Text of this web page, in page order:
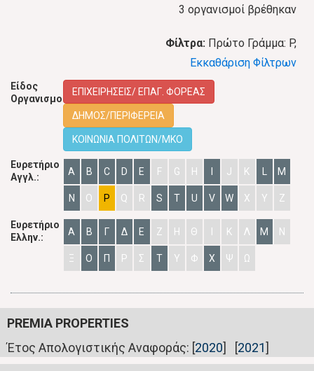
3 οργανισμοί βρέθηκαν
Φίλτρα: Πρώτο Γράμμα: P,
Εκκαθάριση Φίλτρων
Είδος
Οργανισμού:
ΕΠΙΧΕΙΡΗΣΕΙΣ/ ΕΠΑΓ. ΦΟΡΕΑΣ
ΔΗΜΟΣ/ΠΕΡΙΦΕΡΕΙΑ
ΚΟΙΝΩΝΙΑ ΠΟΛΙΤΩΝ/ΜΚΟ
Ευρετήριο
Αγγλ.:
A B C D E F G H J K L M
N O P Q R S T U V W X Y Z
Ευρετήριο
Ελλην.:
Α Β Γ Δ Ε Ζ Η Θ Κ Λ Μ Ν
Ξ Ο Π Ρ Σ Τ Υ Φ Χ Ψ Ω
PREMIA PROPERTIES
Έτος Απολογιστικής Αναφοράς: [2020] [2021]